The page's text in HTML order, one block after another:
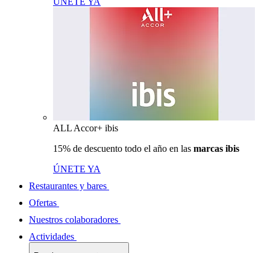
ALL Accor+ ibis
15% de descuento todo el año en las marcas ibis
ÚNETE YA
Restaurantes y bares
Ofertas
Nuestros colaboradores
Actividades